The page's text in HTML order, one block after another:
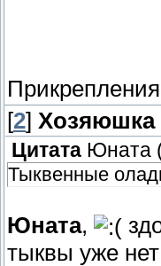
[2] Хозяюшка
Цитата Юната
Тыквенные
Юната,
тыквы уже нет